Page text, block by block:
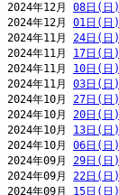
2024年12月 08日(日)
2024年12月 01日(日)
2024年11月 24日(日)
2024年11月 17日(日)
2024年11月 10日(日)
2024年11月 03日(日)
2024年10月 27日(日)
2024年10月 20日(日)
2024年10月 13日(日)
2024年10月 06日(日)
2024年09月 29日(日)
2024年09月 22日(日)
2024年09月 15日(日)